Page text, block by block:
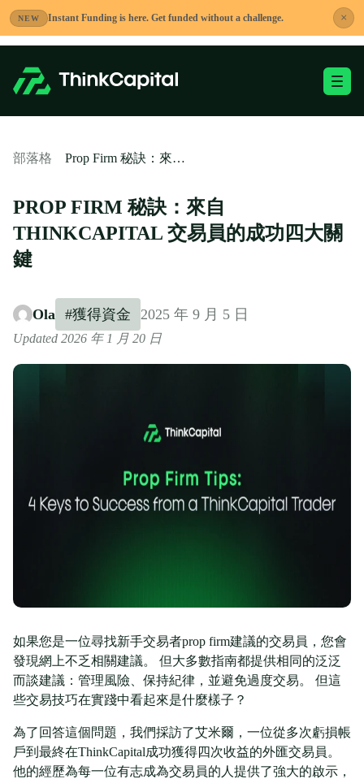
NEW Instant Funding is here. Get funded without a challenge. ×
到
內
切換移動端選單
部落格 Prop Firm 秘訣：來自 ThinkCapital 交易員的成功四大關鍵
PROP FIRM 秘訣：來自
THINKCAPITAL 交易員的成功四大關
鍵
Ola #獲得資金 2025 年 9 月 5 日
Updated 2026 年 1 月 20 日
如果您是一位尋找新手交易者prop firm建議的交易員，您會
發現網上不乏相關建議。 但大多數指南都提供相同的泛泛
而談建議：管理風險、保持紀律，並避免過度交易。 但這
些交易技巧在實踐中看起來是什麼樣子？
為了回答這個問題，我們採訪了艾米爾，一位從多次虧損帳
戶到最終在ThinkCapital成功獲得四次收益的外匯交易員。
他的經歷為每一位有志成為交易員的人提供了強大的啟示，